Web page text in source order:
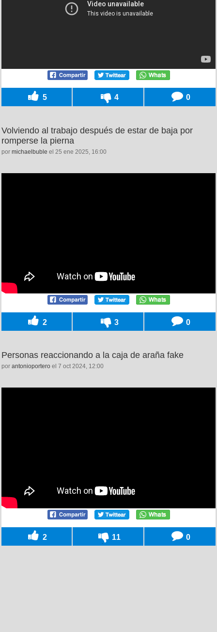
5 4 0
Volviendo al trabajo después de estar de baja por
romperse la pierna
por michaelbuble el 25 ene 2025, 16:00
2 3 0
Personas reaccionando a la caja de araña fake
por antonioportero el 7 oct 2024, 12:00
2 11 0